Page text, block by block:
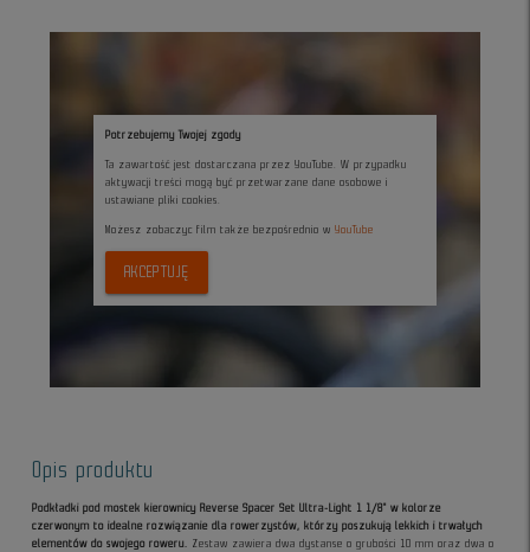
Potrzebujemy Twojej zgody
Ta zawartość jest dostarczana przez YouTube. W przypadku
aktywacji treści mogą być przetwarzane dane osobowe i
ustawiane pliki cookies.
Możesz zobaczyc film także bezpośrednio w YouTube
AKCEPTUJĘ
Opis produktu
Podkładki pod mostek kierownicy Reverse Spacer Set Ultra-Light 1 1/8" w kolorze
czerwonym to idealne rozwiązanie dla rowerzystów, którzy poszukują lekkich i trwałych
elementów do swojego roweru. Zestaw zawiera dwa dystanse o grubości 10 mm oraz dwa o